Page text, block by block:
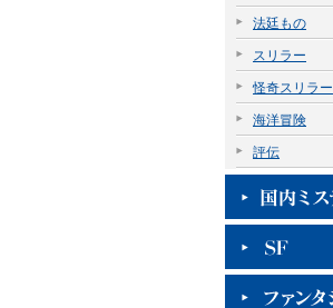
法廷もの
スリラー
怪奇スリラー
海洋冒険
評伝